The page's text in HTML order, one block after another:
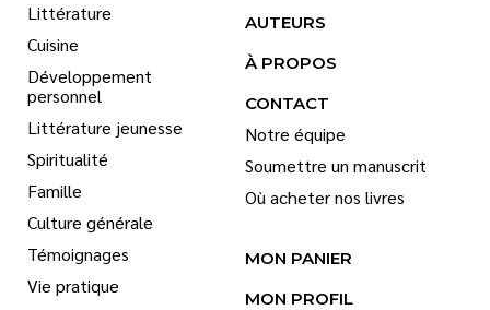
Littérature
Cuisine
Développement
personnel
Littérature jeunesse
Spiritualité
Famille
Culture générale
Témoignages
Vie pratique
AUTEURS
À PROPOS
CONTACT
Notre équipe
Soumettre un manuscrit
Où acheter nos livres
MON PANIER
MON PROFIL